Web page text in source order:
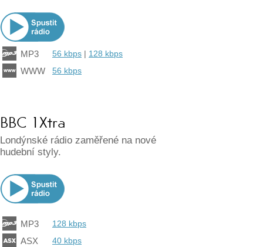
MP3 56 kbps | 128 kbps
WWW 56 kbps
BBC 1Xtra
Londýnské rádio zaměřené na nové
hudební styly.
MP3 128 kbps
ASX 40 kbps